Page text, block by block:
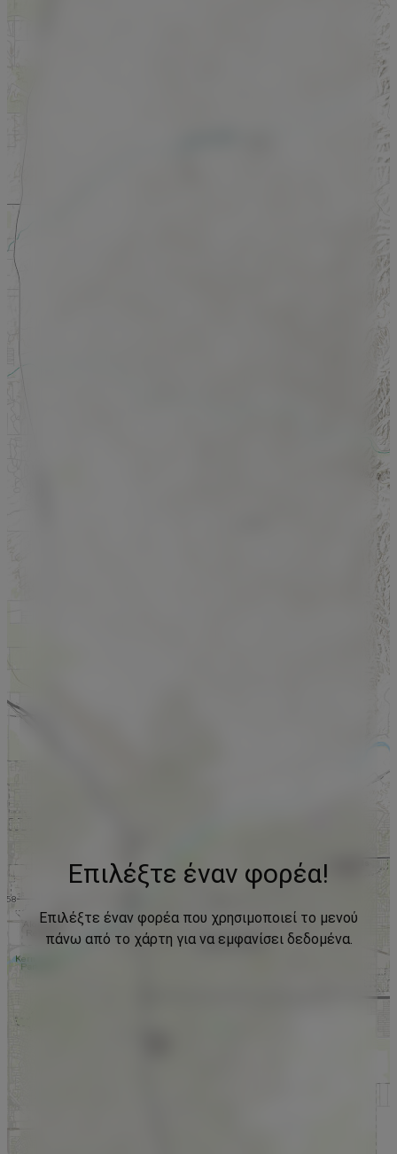
Επιλέξτε έναν φορέα!
Επιλέξτε έναν φορέα που χρησιμοποιεί το μενού
πάνω από το χάρτη για να εμφανίσει δεδομένα.